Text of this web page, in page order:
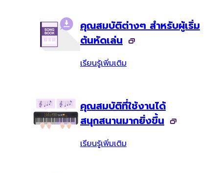
คุณสมบัติต่างๆ สำหรับผู้เริ่ม
ต้นหัดเล่น
เรียนรู้เพิ่มเติม
คุณสมบัติที่ใช้งานได้
สนุกสนานมากยิ่งขึ้น
เรียนรู้เพิ่มเติม